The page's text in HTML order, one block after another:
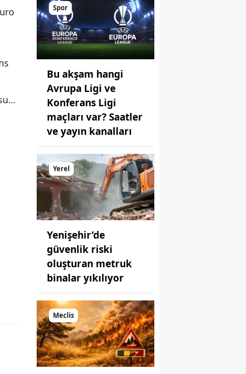
Spor
Bu akşam hangi
Avrupa Ligi ve
Konferans Ligi
maçları var? Saatler
ve yayın kanalları
Yerel
Yenişehir’de
güvenlik riski
oluşturan metruk
binalar yıkılıyor
Meclis